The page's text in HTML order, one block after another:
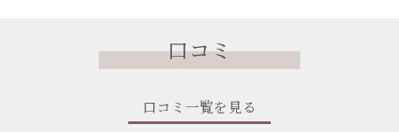
口コミ
口コミ一覧を見る